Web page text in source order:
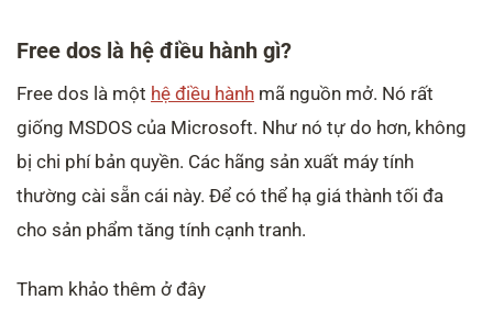
Free dos là hệ điều hành gì?
Free dos là một hệ điều hành mã nguồn mở. Nó rất
giống MSDOS của Microsoft. Như nó tự do hơn, không
bị chi phí bản quyền. Các hãng sản xuất máy tính
thường cài sẵn cái này. Để có thể hạ giá thành tối đa
cho sản phẩm tăng tính cạnh tranh.
Tham khảo thêm ở đây